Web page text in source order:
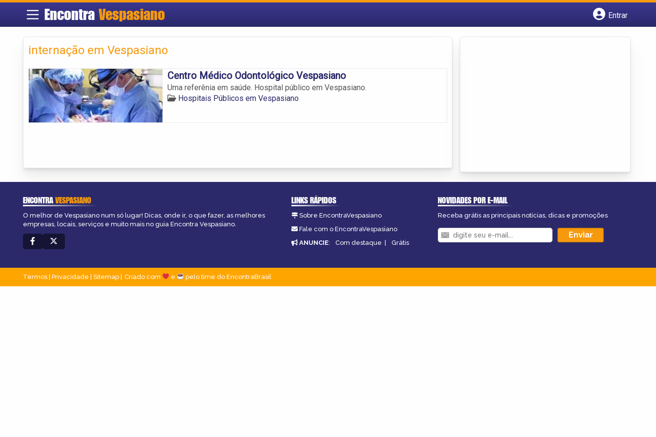
Encontra Vespasiano
Entrar
internação em Vespasiano
Centro Médico Odontológico Vespasiano
Uma referênia em saúde. Hospital público em Vespasiano.
Hospitais Públicos em Vespasiano
ENCONTRAVESPASIANO
O melhor de Vespasiano num só lugar! Dicas, onde ir, o que fazer, as melhores
empresas, locais, serviços e muito mais no guia Encontra Vespasiano.
LINKS RÁPIDOS
Sobre EncontraVespasiano
Fale com o EncontraVespasiano
ANUNCIE: Com destaque | Grátis
NOVIDADES POR E-MAIL
Receba grátis as principais notícias, dicas e promoções
Termos Privacidade Sitemap Criado com e pelo time do EncontraBrasil